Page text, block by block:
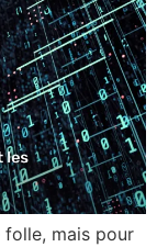
folle, mais pour